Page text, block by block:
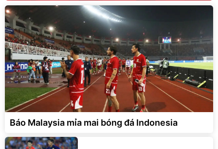
Báo Malaysia mỉa mai bóng đá Indonesia